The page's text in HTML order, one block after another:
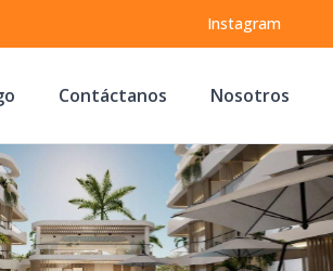
Instagram
Contáctanos Nosotros